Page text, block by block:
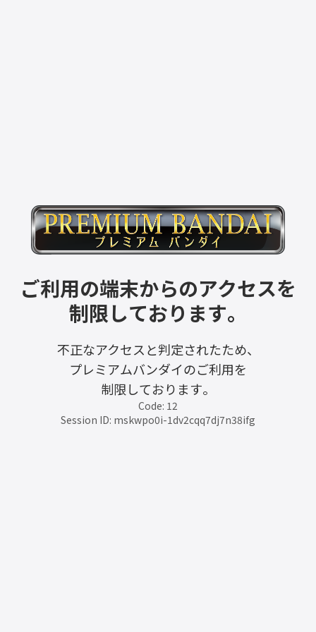
ご利用の端末からのアクセスを
制限しております。
不正なアクセスと判定されたため、
プレミアムバンダイのご利用を
制限しております。
Code: 12
Session ID: mskwpo0i-1dv2cqq7dj7n38ifg